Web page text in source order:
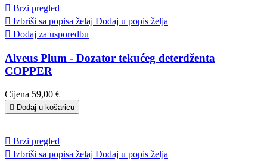
 Brzi pregled
 Izbriši sa popisa želaj Dodaj u popis želja
 Dodaj za usporedbu
Alveus Plum - Dozator tekućeg deterdženta
COPPER
Cijena 59,00 €
 Dodaj u košaricu
 Brzi pregled
 Izbriši sa popisa želaj Dodaj u popis želja